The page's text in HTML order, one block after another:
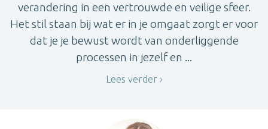
verandering in een vertrouwde en veilige sfeer.
Het stil staan bij wat er in je omgaat zorgt er voor
dat je je bewust wordt van onderliggende
processen in jezelf en ...
Lees verder